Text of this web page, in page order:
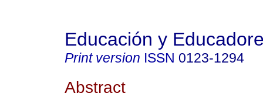
Educación y
Print version ISSN 0123-1294
Abstract